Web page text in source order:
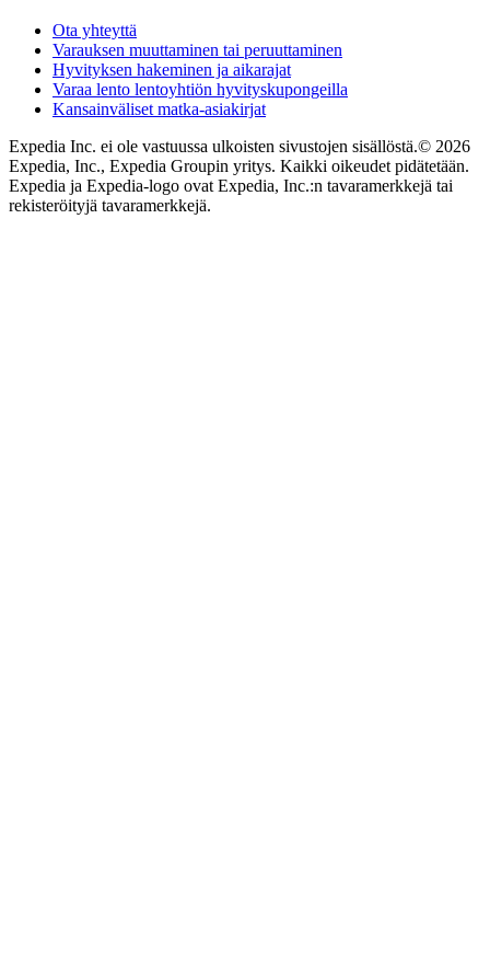
Ota yhteyttä
Varauksen muuttaminen tai peruuttaminen
Hyvityksen hakeminen ja aikarajat
Varaa lento lentoyhtiön hyvityskupongeilla
Kansainväliset matka-asiakirjat
Expedia Inc. ei ole vastuussa ulkoisten sivustojen sisällöstä.© 2026
Expedia, Inc., Expedia Groupin yritys. Kaikki oikeudet pidätetään.
Expedia ja Expedia-logo ovat Expedia, Inc.:n tavaramerkkejä tai
rekisteröityjä tavaramerkkejä.